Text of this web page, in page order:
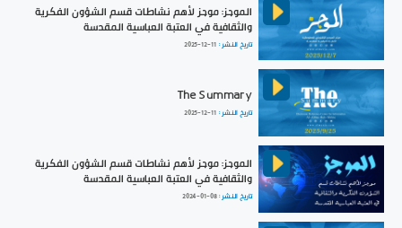
الموجز: موجز لأهم نشاطات قسم الشؤون الفكرية
والثقافية في العتبة العباسية المقدسة
تاريخ النشر : 2025-12-11
The Summary
تاريخ النشر : 2025-12-11
الموجز: موجز لأهم نشاطات قسم الشؤون الفكرية
والثقافية في العتبة العباسية المقدسة
تاريخ النشر :2024-01-08